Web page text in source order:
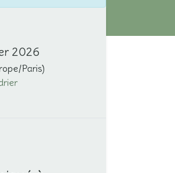
2026
Paris)